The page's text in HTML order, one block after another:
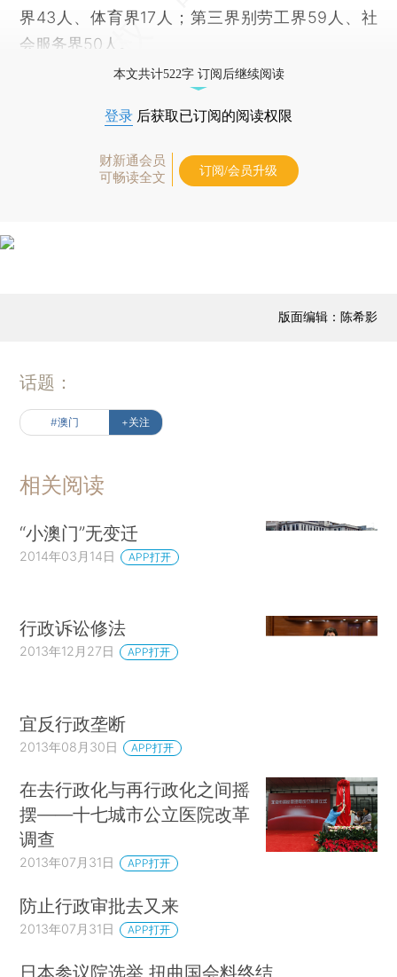
界43人、体育界17人；第三界别劳工界59人、社
会服务界50人。
本文共计522字 订阅后继续阅读
登录 后获取已订阅的阅读权限
财新通会员
可畅读全文
订阅/会员升级
版面编辑：陈希影
话题：
#澳门 +关注
相关阅读
“小澳门”无变迁
2014年03月14日 APP打开
行政诉讼修法
2013年12月27日 APP打开
宜反行政垄断
2013年08月30日 APP打开
在去行政化与再行政化之间摇
摆——十七城市公立医院改革
调查
2013年07月31日 APP打开
防止行政审批去又来
2013年07月31日 APP打开
日本参议院选举 扭曲国会料终结